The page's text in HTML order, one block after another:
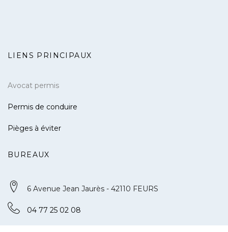
LIENS PRINCIPAUX
Avocat permis
Permis de conduire
Pièges à éviter
BUREAUX
6 Avenue Jean Jaurès - 42110 FEURS
04 77 25 02 08